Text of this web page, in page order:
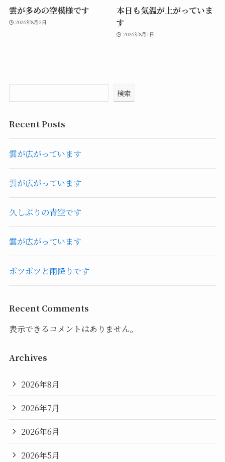
雲が多めの空模様です
2026年8月2日
本日も気温が上がっていま
す
2026年8月1日
検索
Recent Posts
雲が広がっています
雲が広がっています
久しぶりの青空です
雲が広がっています
ポツポツと雨降りです
Recent Comments
表示できるコメントはありません。
Archives
2026年8月
2026年7月
2026年6月
2026年5月